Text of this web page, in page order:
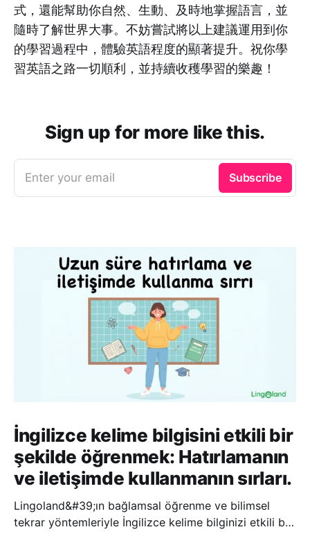
式，還能幫助你自然、生動、及時地掌握語言，並
隨時了解世界大事。不妨嘗試將以上建議運用到你
的學習過程中，體驗英語程度的顯著提升。祝你學
習英語之路一切順利，並持續收穫學習的樂趣！
Sign up for more like this.
Enter your email Subscribe
İngilizce kelime bilgisini etkili bir
şekilde öğrenmek: Hatırlamanın
ve iletişimde kullanmanın sırları.
Lingoland&#39;ın bağlamsal öğrenme ve bilimsel
tekrar yöntemleriyle İngilizce kelime bilginizi etkili bir